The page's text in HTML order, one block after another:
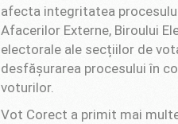
afecta integritatea
Afacerilor Externe, Biroului
electorale ale secțiilor de
desfășurarea procesului în
voturilor.
Vot Corect a primit mai